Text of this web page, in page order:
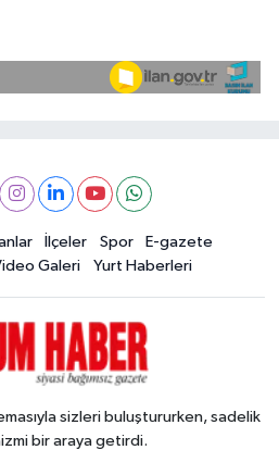
İlçeler Spor
E-gazete
Galeri Yurt Haberleri
sizleri buluştururken, sadelik
bir araya getirdi.